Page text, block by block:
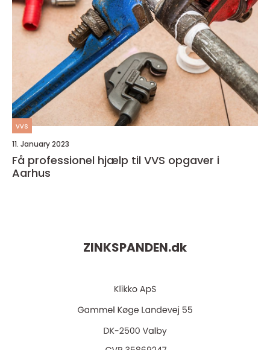
vvs
11. January 2023
Få professionel hjælp til VVS opgaver i
Aarhus
ZINKSPANDEN.dk